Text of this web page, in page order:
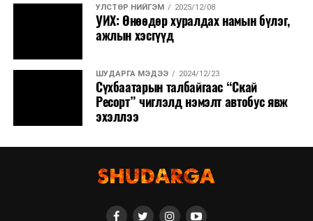
УЛСТӨР НИЙГЭМ 2025/12/08
УИХ: Өнөөдөр хуралдах намын бүлэг,
ажлын хэсгүүд
ШУДАРГА МЭДЭЭ 2024/12/23
Сүхбаатарын талбайгаас “Скай
Ресорт” чиглэлд нэмэлт автобус явж
эхэллээ